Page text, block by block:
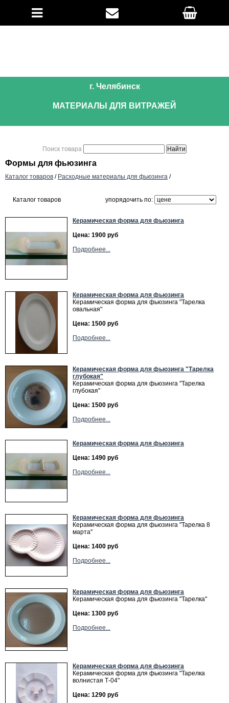
г. Челябинск
МАТЕРИАЛЫ ДЛЯ ВИТРАЖЕЙ
Поиск товара
Формы для фьюзинга
Каталог товаров / Расходные материалы для фьюзинга /
Каталог товаров упорядочить по:
Керамическая форма для фьюзинга
Цена: 1900 руб
Подробнее...
Керамическая форма для фьюзинга
Керамическая форма для фьюзинга "Тарелка
овальная"
Цена: 1500 руб
Подробнее...
Керамическая форма для фьюзинга "Тарелка
глубокая"
Керамическая форма для фьюзинга "Тарелка
глубокая"
Цена: 1500 руб
Подробнее...
Керамическая форма для фьюзинга
Цена: 1490 руб
Подробнее...
Керамическая форма для фьюзинга
Керамическая форма для фьюзинга "Тарелка 8
марта"
Цена: 1400 руб
Подробнее...
Керамическая форма для фьюзинга
Керамическая форма для фьюзинга "Тарелка"
Цена: 1300 руб
Подробнее...
Керамическая форма для фьюзинга
Керамическая форма для фьюзинга "Тарелка
волнистая Т-04"
Цена: 1290 руб